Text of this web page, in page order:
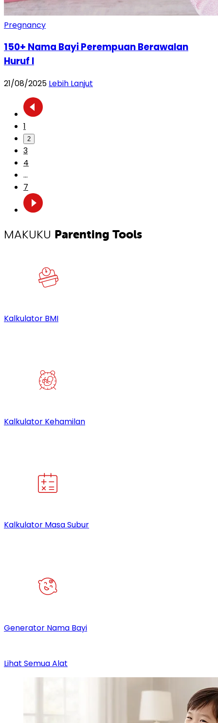
Pregnancy
150+ Nama Bayi Perempuan Berawalan
Huruf I
21/08/2025 Lebih Lanjut
1
2
3
4
...
7
MAKUKU Parenting Tools
Kalkulator BMI
Kalkulator Kehamilan
Kalkulator Masa Subur
Generator Nama Bayi
Lihat Semua Alat